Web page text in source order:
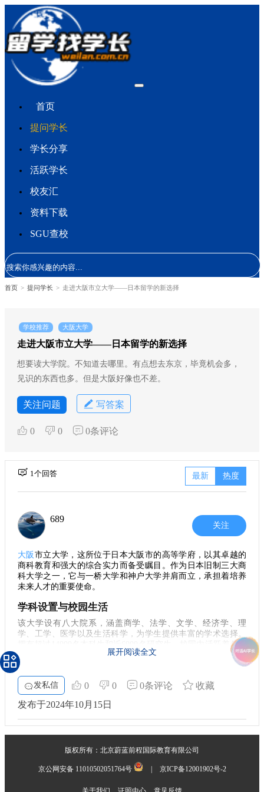
首页
提问学长
学长分享
活跃学长
校友汇
资料下载
SGU查校
首页 > 提问学长 > 走进大阪市立大学——日本留学的新选择
学校推荐 大阪大学
走进大阪市立大学——日本留学的新选择
想要读大学院。不知道去哪里。有点想去东京，毕竟机会多，
见识的东西也多。但是大阪好像也不差。
关注问题 写答案
0 0 0条评论
1个回答 最新 热度
689
关注
大阪 市立大学，这所位于日本大阪市的高等学府，以其卓越的
商科教育和强大的综合实力而备受瞩目。作为日本旧制三大商
科大学之一，它与一桥大学和神户大学并肩而立，承担着培养
未来人才的重要使命。
学科设置与校园生活
该大学设有八大院系，涵盖商学、法学、文学、经济学、理
学、工学、医学以及生活科学，为学生提供丰富的学术选择。
拥有超过14000名本科生和近6000名研究生，校园内活跃着各种
文化交流，极大丰富了留学生的学习和生活体验。此外，校园
设施齐全，包括多个图书馆和研究中心，保障学生的学习需
求。
留学机会
的留学生提供了良好的交融机会。无论是攻读本科、研究生，
还是参与各种交流项目，你都能在这里找到适合自己的学习路
径。此外，学校的语言要求也是留学生的一大关切，日语能力
测试（JLPT）成绩是必须的，而JTEST则不再列入申请材料。
费用信息
展开阅读全文
发私信 0 0 0条评论
收藏
发布于2024年10月15日
版权所有：北京蔚蓝前程国际教育有限公司
京公网安备 11010502051764号 京ICP备12001902号-2